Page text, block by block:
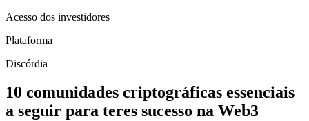
Acesso dos investidores
Plataforma
Discórdia
10 comunidades criptográficas essenciais
a seguir para teres sucesso na Web3